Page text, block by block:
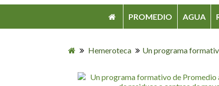
PROMEDIO AGUA
Hemeroteca Un programa